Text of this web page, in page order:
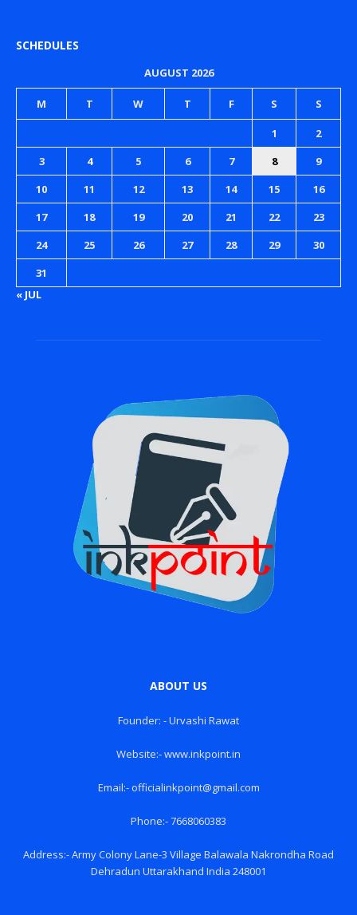
SCHEDULES
AUGUST 2026
M T W T F S S
1
2
3
4 5 6 7 8
9
10
11 12 13 14 15
16
17
18 19 20 21 22
23
24
25 26 27 28 29
30
31
« JUL
ABOUT US
Founder: - Urvashi Rawat
Website:- www.inkpoint.in
Email:- officialinkpoint@gmail.com
Phone:- 7668060383
Address:- Army Colony Lane-3 Village Balawala Nakrondha Road
Dehradun Uttarakhand India 248001